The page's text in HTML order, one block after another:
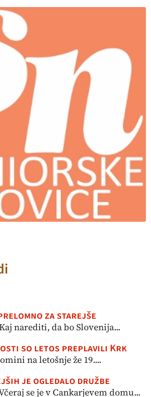
za starejše
narediti, da bo Slovenija...
so letos preplavili Krk
na letošnje že 19....
je ogledalo družbe
se je v Cankarjevem domu...